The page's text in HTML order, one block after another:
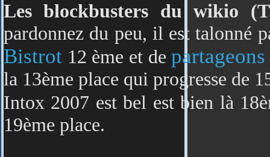
Les blockbusters du wikio
pardonnez du peu, il est talonné
Bistrot 12 ème et de
la 13ème place qui progresse de
Intox 2007 est bel est bien là
19ème place.